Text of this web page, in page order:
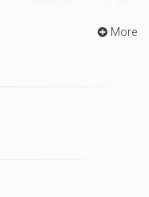
More